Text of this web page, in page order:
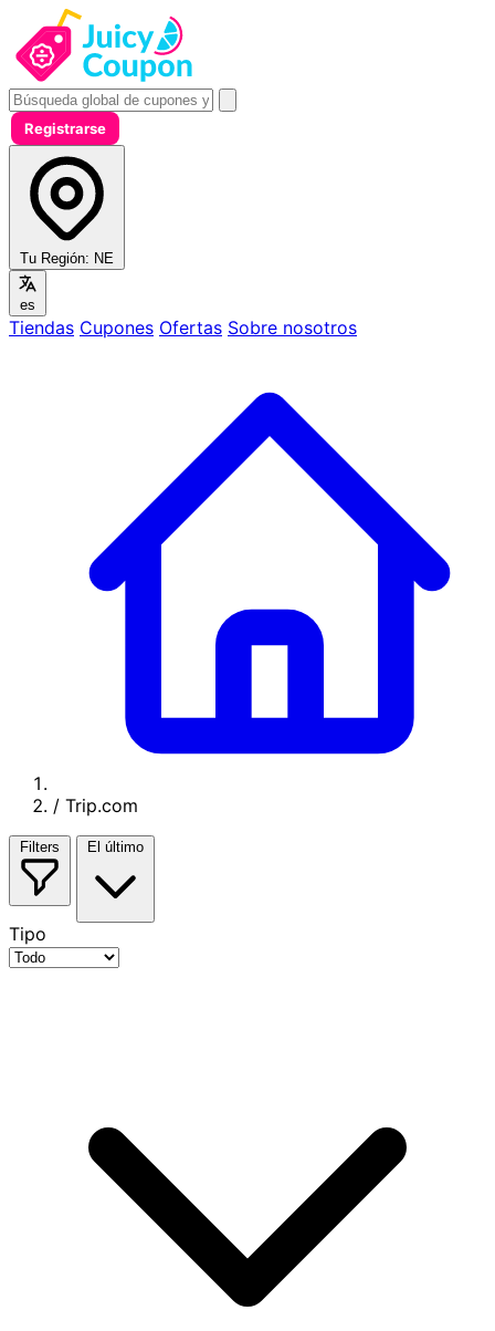
Registrarse
Tu Región: NE
es
Tiendas Cupones Ofertas Sobre nosotros
/ Trip.com
Filters El último
Tipo